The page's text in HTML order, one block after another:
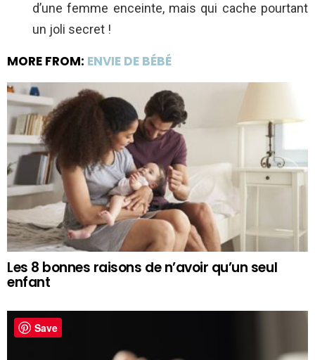
d’une femme enceinte, mais qui cache pourtant
un joli secret !
MORE FROM: ENVIE DE BÉBÉ
Les 8 bonnes raisons de n’avoir qu’un seul
enfant
Save